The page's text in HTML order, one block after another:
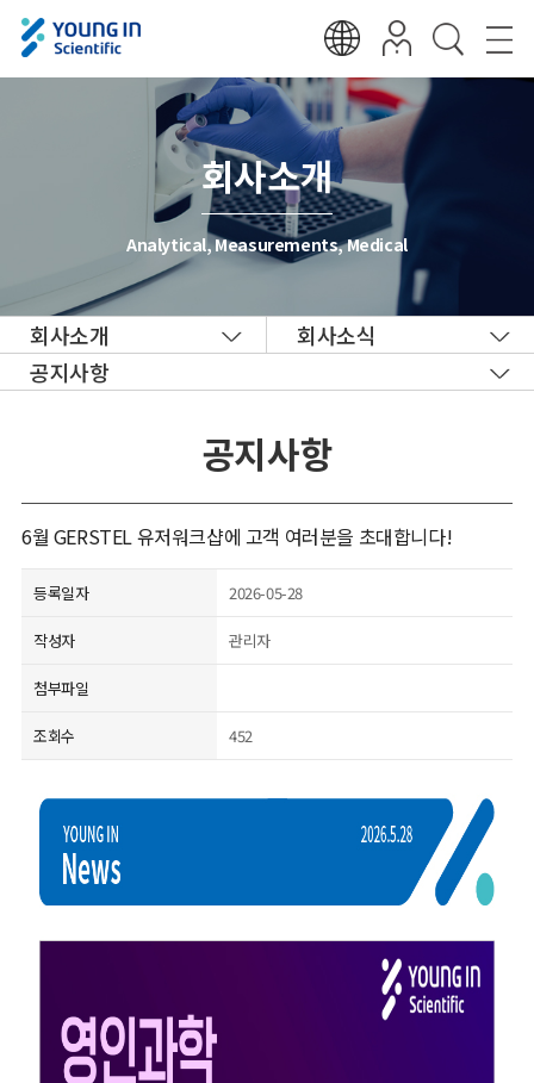
회사소개
Analytical, Measurements, Medical
회사소개
회사소식
공지사항
공지사항
6월 GERSTEL 유저워크샵에 고객 여러분을 초대합니다!
등록일자 2026-05-28
작성자 관리자
첨부파일
조회수 452